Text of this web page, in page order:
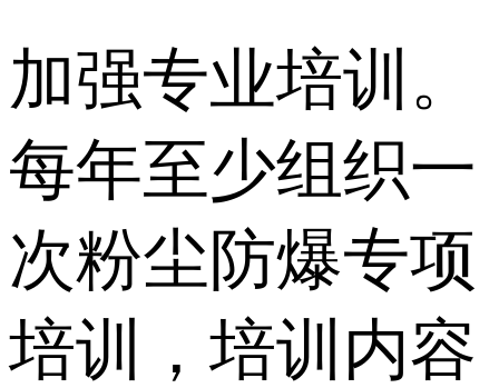
加强专业培训。
每年至少组织一
次粉尘防爆专项
培训，培训内容